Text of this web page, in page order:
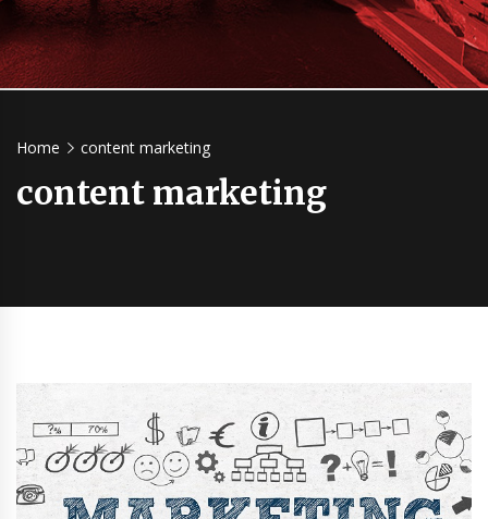
Home content marketing
content marketing